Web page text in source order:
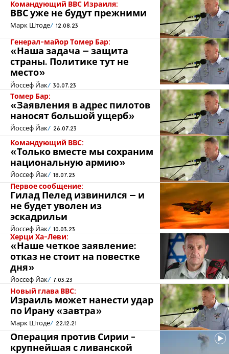
Командующий ВВС Израиля:
ВВС уже не будут прежними
Марк Штоде 12.08.23
Генерал-майор Томер Бар:
«Наша задача – защита
страны. Политике тут не
место»
Йоссеф Йак 30.07.23
Томер Бар:
«Заявления в адрес пилотов
наносят большой ущерб»
Йоссеф Йак 26.07.23
Командующий ВВС:
«Только вместе мы сохраним
национальную армию»
Йоссеф Йак 18.07.23
Первое сообщение:
Гилад Пелед извинился – и
не будет уволен из
эскадрильи
Йоссеф Йак 10.03.23
Херци Ха-Леви:
«Наше четкое заявление:
отказ не стоит на повестке
дня»
Йоссеф Йак 7.03.23
Новый глава ВВС:
Израиль может нанести удар
по Ирану «завтра»
Марк Штоде 22.12.21
Операция против Сирии -
крупнейшая с ливанской